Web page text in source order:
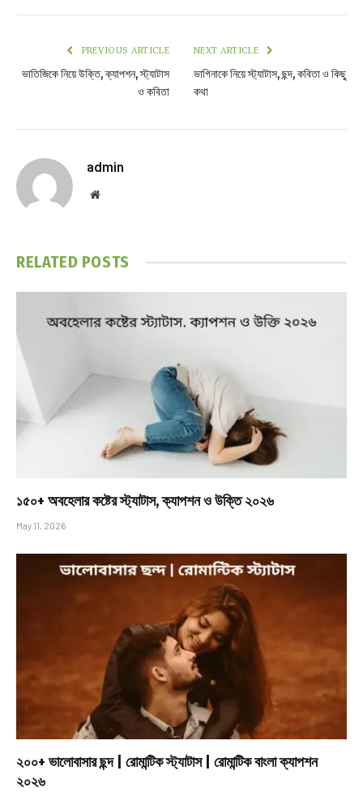
PREVIOUS ARTICLE
ভাতিজিকে নিয়ে উক্তি, ক্যাপশন, স্ট্যাটাস
ও কবিতা
NEXT ARTICLE
ভাগিনাকে নিয়ে স্ট্যাটাস, ছন্দ, কবিতা ও কিছু
কথা
admin
Website
RELATED POSTS
১৫০+ অবহেলার কষ্টের স্ট্যাটাস, ক্যাপশন ও উক্তি ২০২৬
May 11, 2026
২০০+ ভালোবাসার ছন্দ | রোমান্টিক স্ট্যাটাস | রোমান্টিক বাংলা ক্যাপশন
২০২৬